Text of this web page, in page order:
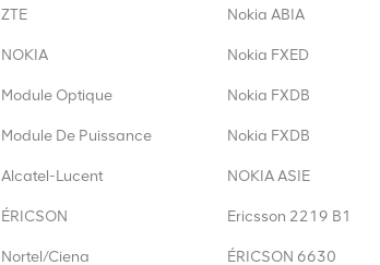
ZTE
NOKIA
Module Optique
Module De Puissance
Alcatel-Lucent
ÉRICSON
Nortel/Ciena
Nokia ABIA
Nokia FXED
Nokia FXDB
Nokia FXDB
NOKIA ASIE
Ericsson 2219 B1
ÉRICSON 6630